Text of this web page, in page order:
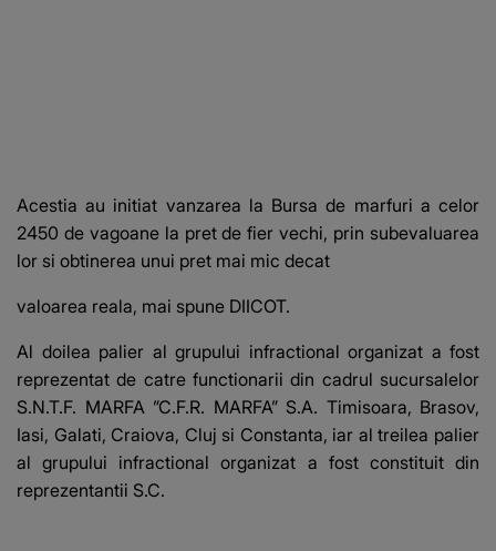
Acestia au initiat vanzarea la Bursa de marfuri a celor
2450 de vagoane la pret de fier vechi, prin subevaluarea
lor si obtinerea unui pret mai mic decat
valoarea reala, mai spune DIICOT.
Al doilea palier al grupului infractional organizat a fost
reprezentat de catre functionarii din cadrul sucursalelor
S.N.T.F. MARFA ”C.F.R. MARFA” S.A. Timisoara, Brasov,
Iasi, Galati, Craiova, Cluj si Constanta, iar al treilea palier
al grupului infractional organizat a fost constituit din
reprezentantii S.C.